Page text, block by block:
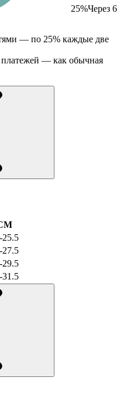
25%Через 6
— по 25% каждые две
— как обычная
25.5
27.5
29.5
31.5